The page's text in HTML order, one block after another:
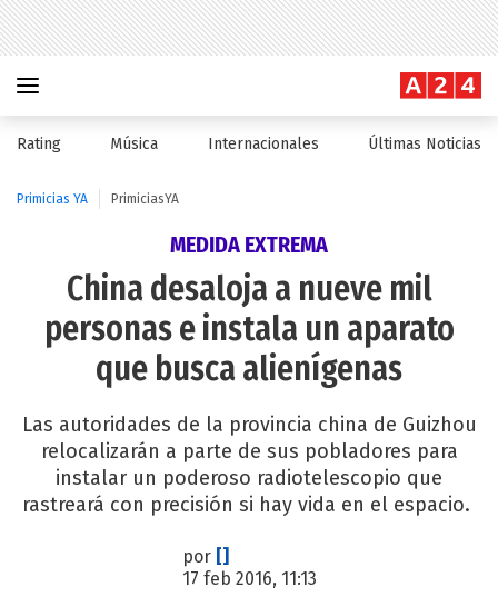
Rating Música Internacionales Últimas Noticias
Primicias YA PrimiciasYA
MEDIDA EXTREMA
China desaloja a nueve mil
personas e instala un aparato
que busca alienígenas
Las autoridades de la provincia china de Guizhou
relocalizarán a parte de sus pobladores para
instalar un poderoso radiotelescopio que
rastreará con precisión si hay vida en el espacio.
por []
17 feb 2016, 11:13